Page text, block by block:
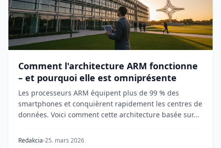
Comment l'architecture ARM fonctionne
– et pourquoi elle est omniprésente
Les processeurs ARM équipent plus de 99 % des
smartphones et conquièrent rapidement les centres de
données. Voici comment cette architecture basée sur...
Redakcia 25. mars 2026